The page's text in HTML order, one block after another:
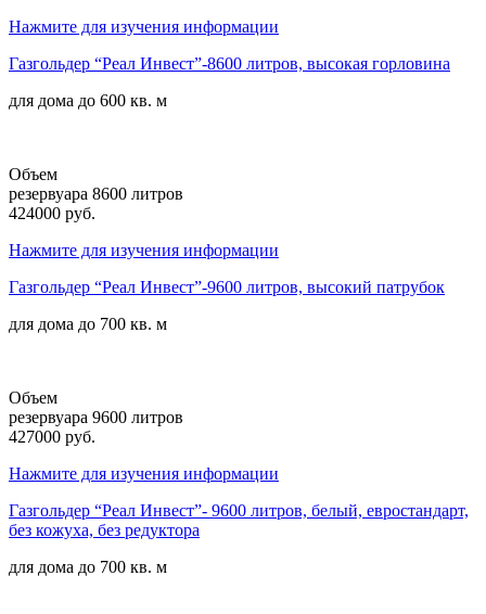
Нажмите для изучения информации
Газгольдер “Реал Инвест”-8600 литров, высокая горловина
для дома до 600 кв. м
Объем
резервуара 8600 литров
424000 руб.
Нажмите для изучения информации
Газгольдер “Реал Инвест”-9600 литров, высокий патрубок
для дома до 700 кв. м
Объем
резервуара 9600 литров
427000 руб.
Нажмите для изучения информации
Газгольдер “Реал Инвест”- 9600 литров, белый, евростандарт,
без кожуха, без редуктора
для дома до 700 кв. м